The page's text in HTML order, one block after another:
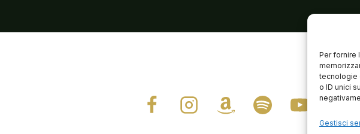
Per fornire
tecnologie
o ID unici
Gestisci